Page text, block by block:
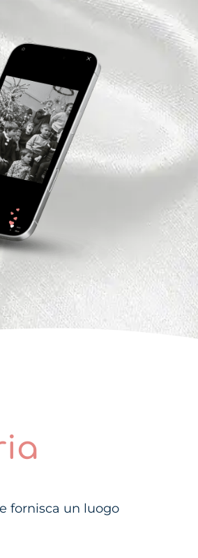
fornisca un luogo